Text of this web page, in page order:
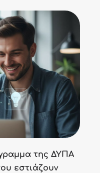
της ΔΥΠΑ
εστιάζουν